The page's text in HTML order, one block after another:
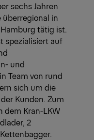
sechs Jahren
überregional in
tätig ist.
spezialisiert auf
und
Team von rund
sich um die
Kunden. Zum
dem Kran-LKW
2